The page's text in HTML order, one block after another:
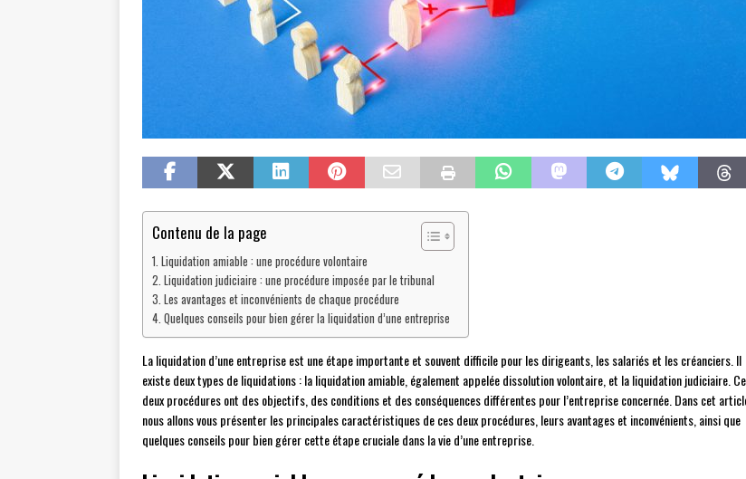
Contenu de la page
Liquidation amiable : une procédure volontaire
Liquidation judiciaire : une procédure imposée par le tribunal
Les avantages et inconvénients de chaque procédure
Quelques conseils pour bien gérer la liquidation d’une entreprise
La liquidation d’une entreprise est une étape importante et souvent difficile pour les dirigeants, les salariés et les créanciers. Il
existe deux types de liquidations : la liquidation amiable, également appelée dissolution volontaire, et la liquidation judiciaire.
deux procédures ont des objectifs, des conditions et des conséquences différentes pour l’entreprise concernée. Dans cet
nous allons vous présenter les principales caractéristiques de ces deux procédures, leurs avantages et inconvénients, ainsi que
quelques conseils pour bien gérer cette étape cruciale dans la vie d’une entreprise.